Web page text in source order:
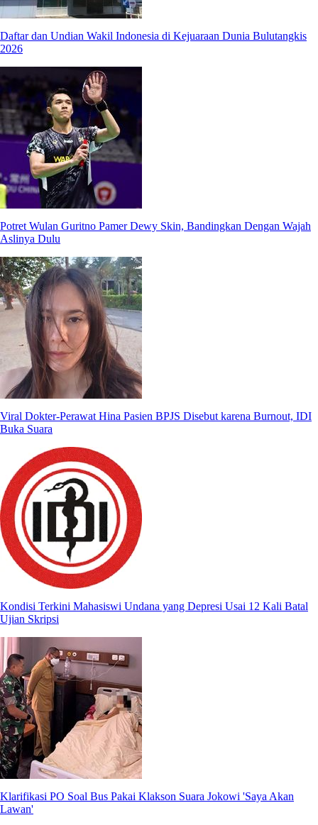
Daftar dan Undian Wakil Indonesia di Kejuaraan Dunia Bulutangkis
2026
Potret Wulan Guritno Pamer Dewy Skin, Bandingkan Dengan Wajah
Aslinya Dulu
Viral Dokter-Perawat Hina Pasien BPJS Disebut karena Burnout, IDI
Buka Suara
Kondisi Terkini Mahasiswi Undana yang Depresi Usai 12 Kali Batal
Ujian Skripsi
Klarifikasi PO Soal Bus Pakai Klakson Suara Jokowi 'Saya Akan
Lawan'